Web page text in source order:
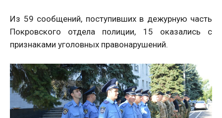
Из 59 сообщений, поступивших в дежурную часть
Покровского отдела полиции, 15 оказались с
признаками уголовных правонарушений.